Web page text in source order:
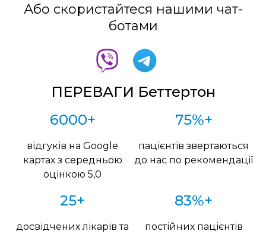
Або скористайтеся нашими чат-
ботами
ПЕРЕВАГИ Беттертон
6000+
відгуків на Google
картах з середньою
оцінкою 5,0
75%+
пацієнтів звертаються
до нас по рекомендації
25+
досвідчених лікарів та
83%+
постійних пацієнтів